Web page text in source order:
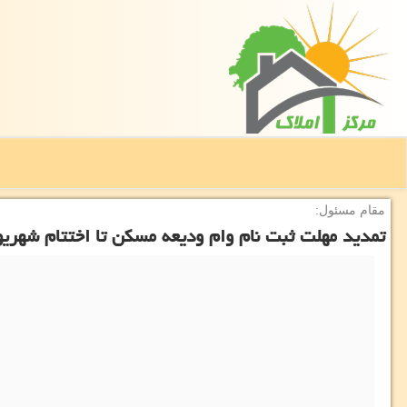
مقام مسئول:
تمدید مهلت ثبت نام وام ودیعه مسکن تا اختتام